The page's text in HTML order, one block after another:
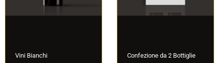
Vini Bianchi Confezione da 2 Bottiglie